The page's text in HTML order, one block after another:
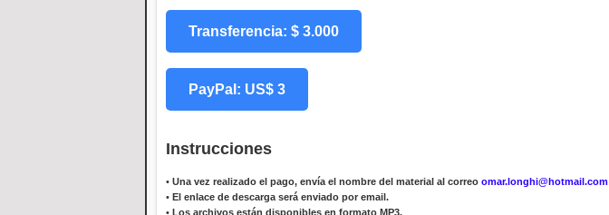
Transferencia: $ 3.000
PayPal: US$ 3
Instrucciones
• Una vez realizado el pago, envía el nombre del material al correo omar.longhi@hotmail.com
• El enlace de descarga será enviado por email.
• Los archivos están disponibles en formato MP3.